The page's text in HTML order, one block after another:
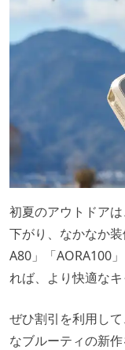
初夏のアウトドア
下がり、なかなか
A80」「AORA100
れば、より快適なキ
ぜひ割引を利用し
なブルーティの新